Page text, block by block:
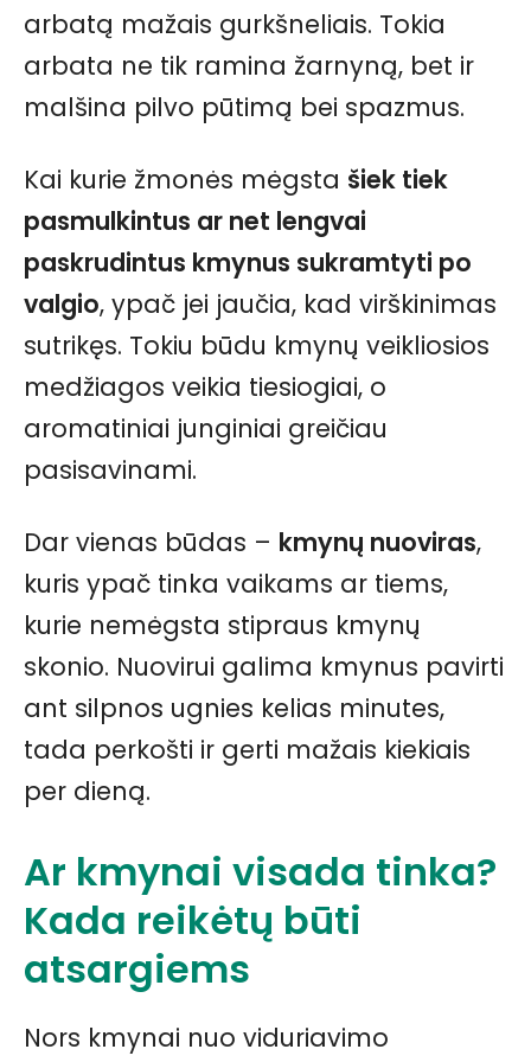
arbatą mažais gurkšneliais. Tokia
arbata ne tik ramina žarnyną, bet ir
malšina pilvo pūtimą bei spazmus.
Kai kurie žmonės mėgsta šiek tiek
pasmulkintus ar net lengvai
paskrudintus kmynus sukramtyti po
valgio, ypač jei jaučia, kad virškinimas
sutrikęs. Tokiu būdu kmynų veikliosios
medžiagos veikia tiesiogiai, o
aromatiniai junginiai greičiau
pasisavinami.
Dar vienas būdas – kmynų nuoviras,
kuris ypač tinka vaikams ar tiems,
kurie nemėgsta stipraus kmynų
skonio. Nuovirui galima kmynus pavirti
ant silpnos ugnies kelias minutes,
tada perkošti ir gerti mažais kiekiais
per dieną.
Ar kmynai visada tinka?
Kada reikėtų būti
atsargiems
Nors kmynai nuo viduriavimo